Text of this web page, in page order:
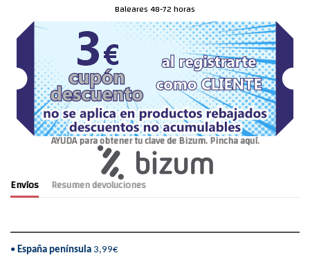
Baleares 48-72 horas
AYUDA para obtener tu clave de Bizum. Pincha aquí.
Envíos Resumen devoluciones
• España península 3,99€